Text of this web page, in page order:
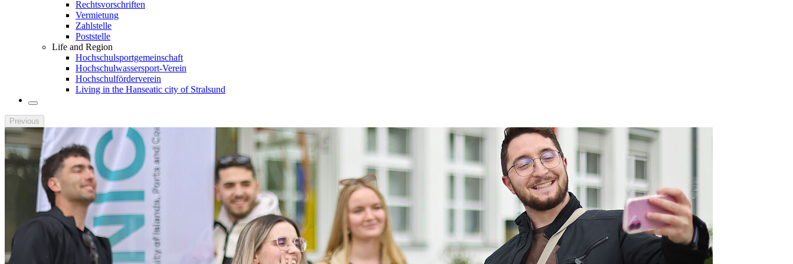
Rechtsvorschriften
Vermietung
Zahlstelle
Poststelle
Life and Region
Hochschulsportgemeinschaft
Hochschulwassersport-Verein
Hochschulförderverein
Living in the Hanseatic city of Stralsund
Previous